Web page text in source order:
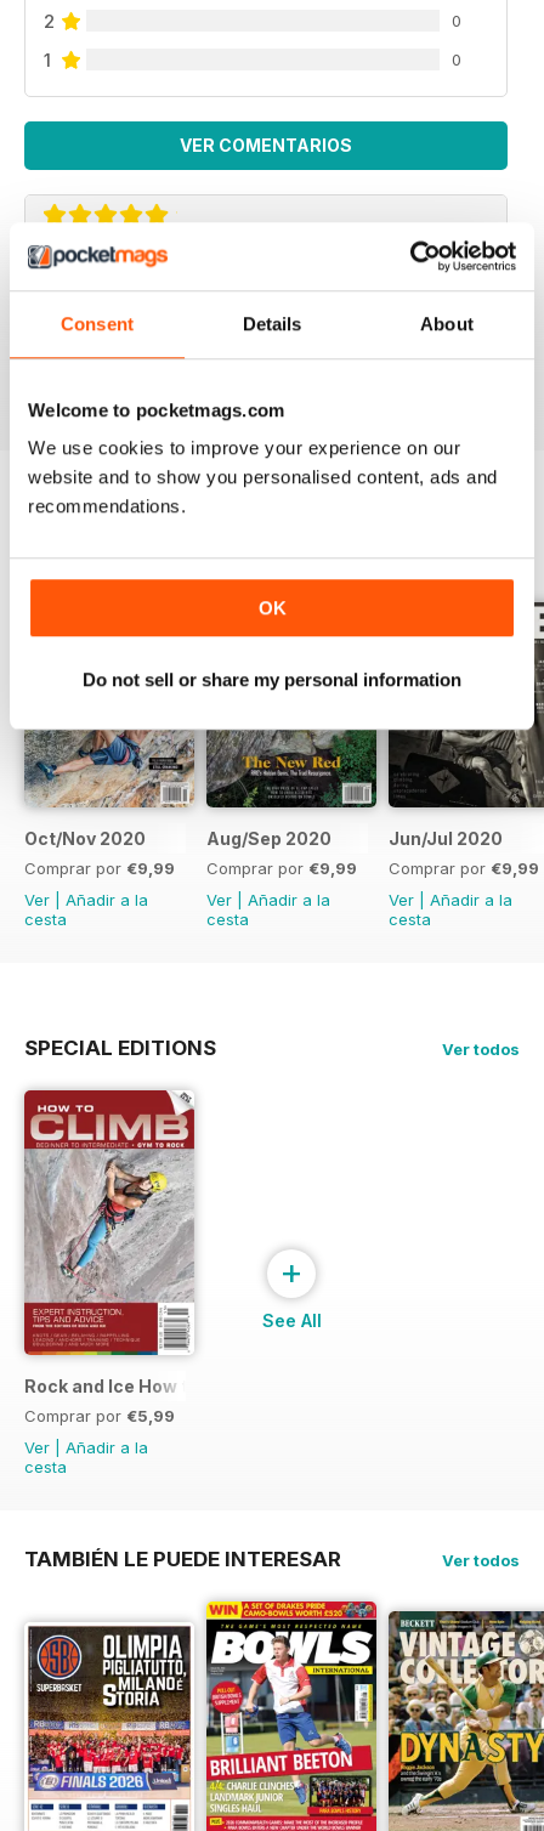
Consent Details About
Welcome to pocketmags.com
We use cookies to improve your experience on our
website and to show you personalised content, ads and
recommendations.
OK
Do not sell or share my personal information
2 0
1 0
VER COMENTARIOS
The Rock and Ice mag is the next best thing to the real
deal
Oct/Nov 2020
Comprar por €9,99
Ver
Añadir a la
cesta
Aug/Sep 2020
Comprar por €9,99
Ver
Añadir a la
cesta
Jun/Jul 2020
Comprar por €9,99
Ver
Añadir a la
cesta
SPECIAL EDITIONS Ver todos
Rock and Ice How to Climb
Comprar por €5,99
Ver
Añadir a la
cesta
+
See All
TAMBIÉN LE PUEDE INTERESAR Ver todos